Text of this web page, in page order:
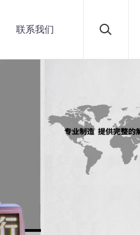
联系我们